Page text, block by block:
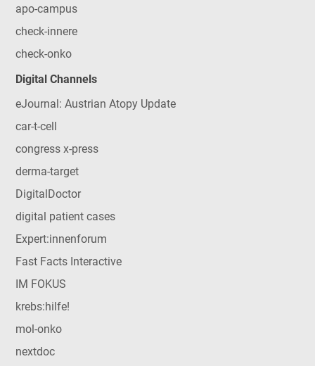
apo-campus
check-innere
check-onko
Digital Channels
eJournal: Austrian Atopy Update
car-t-cell
congress x-press
derma-target
DigitalDoctor
digital patient cases
Expert:innenforum
Fast Facts Interactive
IM FOKUS
krebs:hilfe!
mol-onko
nextdoc